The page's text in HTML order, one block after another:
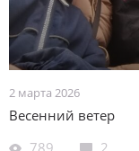
2 марта 2026
Весенний ветер
789
2